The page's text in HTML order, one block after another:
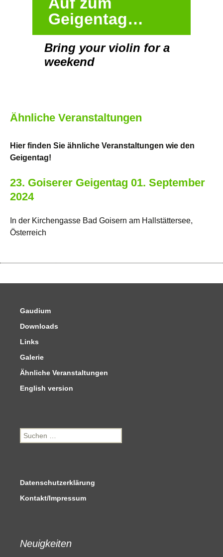
Geigentag…
Bring your violin for a
weekend
Ähnliche Veranstaltungen
Hier finden Sie ähnliche Veranstaltungen wie den
Geigentag!
23. Goiserer Geigentag 01. September
2024
In der Kirchengasse Bad Goisern am Hallstättersee,
Österreich
Gaudium
Downloads
Links
Galerie
Ähnliche Veranstaltungen
English version
Suchen
nach:
Datenschutzerklärung
Kontakt/Impressum
Neuigkeiten